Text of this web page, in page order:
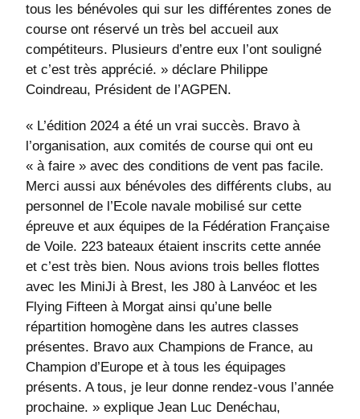
tous les bénévoles qui sur les différentes zones de
course ont réservé un très bel accueil aux
compétiteurs. Plusieurs d’entre eux l’ont souligné
et c’est très apprécié. » déclare Philippe
Coindreau, Président de l’AGPEN.
« L’édition 2024 a été un vrai succès. Bravo à
l’organisation, aux comités de course qui ont eu
« à faire » avec des conditions de vent pas facile.
Merci aussi aux bénévoles des différents clubs, au
personnel de l’Ecole navale mobilisé sur cette
épreuve et aux équipes de la Fédération Française
de Voile. 223 bateaux étaient inscrits cette année
et c’est très bien. Nous avions trois belles flottes
avec les MiniJi à Brest, les J80 à Lanvéoc et les
Flying Fifteen à Morgat ainsi qu’une belle
répartition homogène dans les autres classes
présentes. Bravo aux Champions de France, au
Champion d’Europe et à tous les équipages
présents. A tous, je leur donne rendez-vous l’année
prochaine. » explique Jean Luc Denéchau,